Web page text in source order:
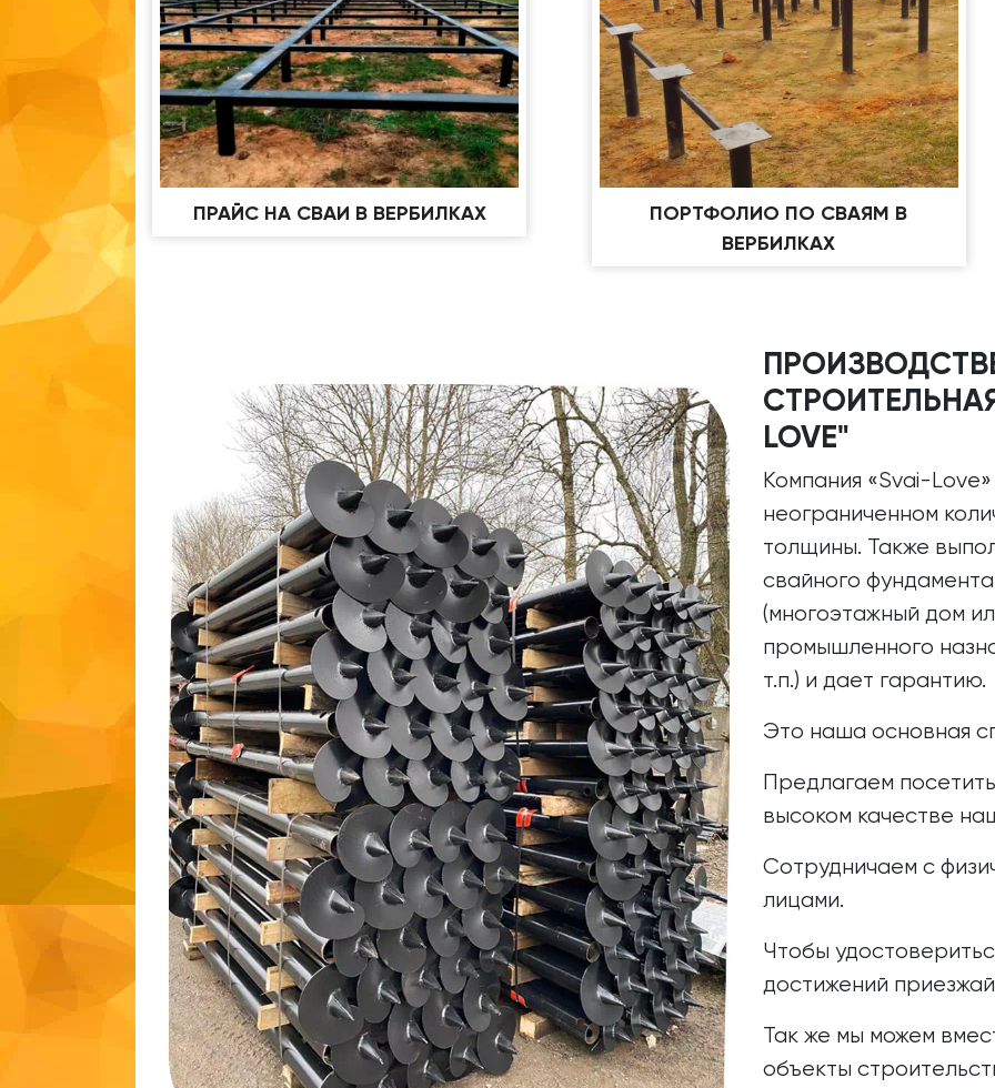
ПРАЙС НА СВАИ В ВЕРБИЛКАХ
ПОРТФОЛИО ПО СВАЯМ В
ВЕРБИЛКАХ
LOVE"
Компания «Svai-
неограниченном
толщины. Также
свайного
(многоэтажный дом
промышленного
т.п.) и дает гарантию.
Это наша основная
Предлагаем
высоком качестве
Сотрудничаем с
лицами.
Чтобы
достижений
Так же мы можем
объекты